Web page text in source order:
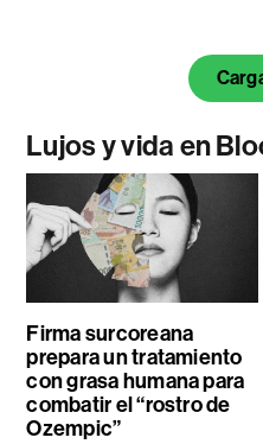
Lujos y vida en
Firma surcoreana
prepara un tratamiento
con grasa humana para
combatir el “rostro de
Ozempic”